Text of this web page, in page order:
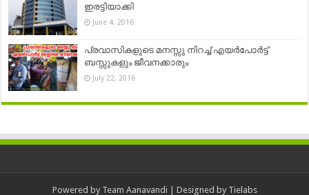
ഇരട്ടിയാക്കി
June 4, 2016
പ്രവാസികളുടെ മനസ്സു നിറച്ച് എയര്‍പോര്‍ട്ട്
ബസ്സുകളും ജീവനക്കാരും
July 22, 2016
Powered by Team Aanavandi | Designed by Tielabs